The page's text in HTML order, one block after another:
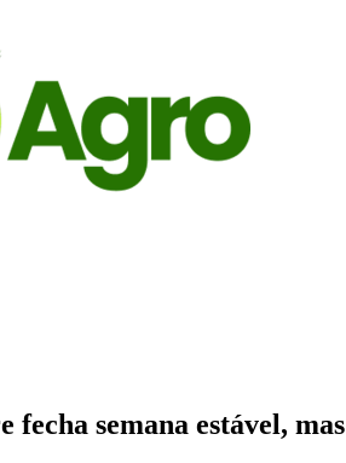
semana estável,